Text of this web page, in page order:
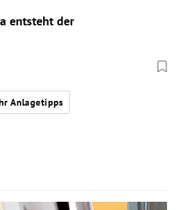
entsteht der
Anlagetipps